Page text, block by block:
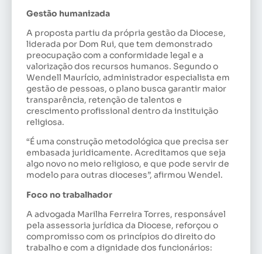
Gestão humanizada
A proposta partiu da própria gestão da Diocese,
liderada por Dom Rui, que tem demonstrado
preocupação com a conformidade legal e a
valorização dos recursos humanos. Segundo o
Wendell Maurício, administrador especialista em
gestão de pessoas, o plano busca garantir maior
transparência, retenção de talentos e
crescimento profissional dentro da instituição
religiosa.
“É uma construção metodológica que precisa ser
embasada juridicamente. Acreditamos que seja
algo novo no meio religioso, e que pode servir de
modelo para outras dioceses”, afirmou Wendel.
Foco no trabalhador
A advogada Marilha Ferreira Torres, responsável
pela assessoria jurídica da Diocese, reforçou o
compromisso com os princípios do direito do
trabalho e com a dignidade dos funcionários: